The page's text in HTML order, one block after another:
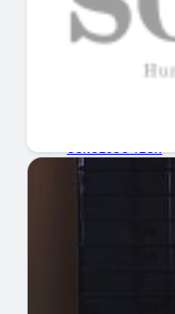
EMPRESAS
GUÍA DE COMPRA